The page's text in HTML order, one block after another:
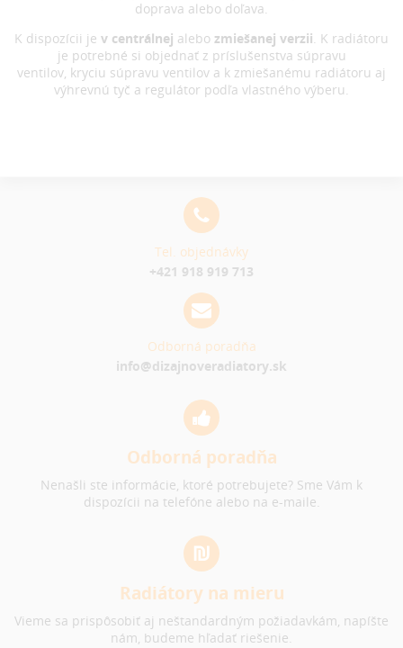
doprava alebo doľava.
K dispozícii je v centrálnej alebo zmiešanej verzii. K radiátoru
je potrebné si objednať z príslušenstva súpravu
ventilov, kryciu súpravu ventilov a k zmiešanému radiátoru aj
výhrevnú tyč a regulátor podľa vlastného výberu.
Tel. objednávky
+421 918 919 713
Odborná poradňa
info@dizajnoveradiatory.sk
Odborná poradňa
Nenašli ste informácie, ktoré potrebujete? Sme Vám k
dispozícii na telefóne alebo na e-maile.
Radiátory na mieru
Vieme sa prispôsobiť aj neštandardným požiadavkám, napíšte
nám, budeme hľadať riešenie.